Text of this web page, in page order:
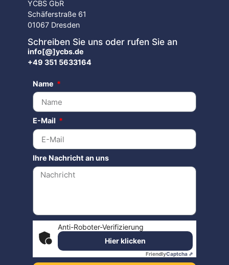
YCBS GbR
Schäferstraße 61
01067 Dresden
Schreiben Sie uns oder rufen Sie an
info[@]ycbs.de
+49 351 5633164
Name
E-Mail
Ihre Nachricht an uns
Anti-Roboter-Verifizierung
Hier klicken
FriendlyCaptcha ⇗